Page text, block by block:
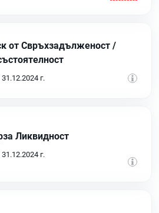
от Свръхзадълженост /
г.
Ликвидност
г.